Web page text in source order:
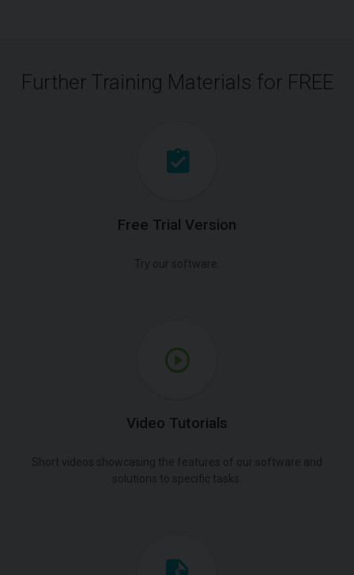
Further Training Materials for FREE
Free Trial Version
Video Tutorials